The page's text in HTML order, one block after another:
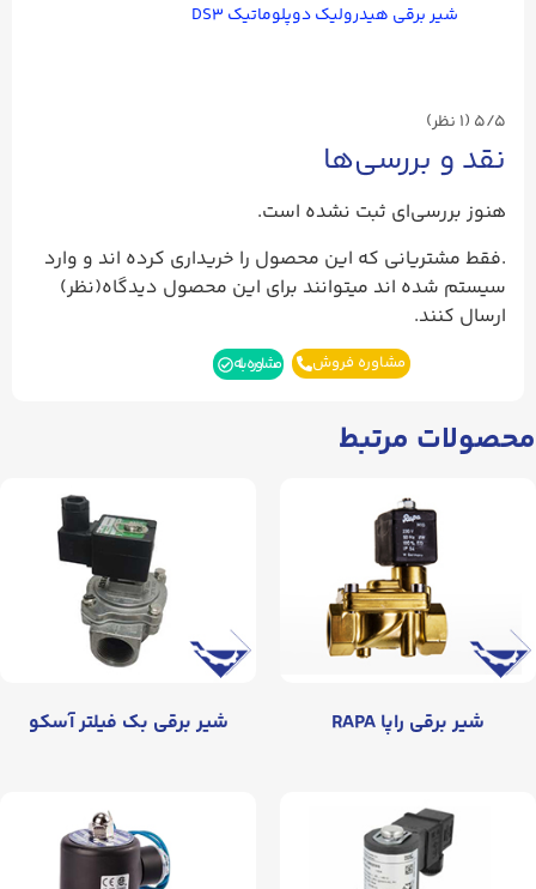
شیر برقی هیدرولیک دوپلوماتیک DS۳
5/5 (۱ نظر)
نقد و بررسی‌ها
هنوز بررسی‌ای ثبت نشده است.
.فقط مشتریانی که این محصول را خریداری کرده اند و وارد
سیستم شده اند میتوانند برای این محصول دیدگاه(نظر)
ارسال کنند.
مشاوره فروش مشاوره بله
محصولات مرتبط
شیر برقی راپا RAPA شیر برقی بک فیلتر آسکو